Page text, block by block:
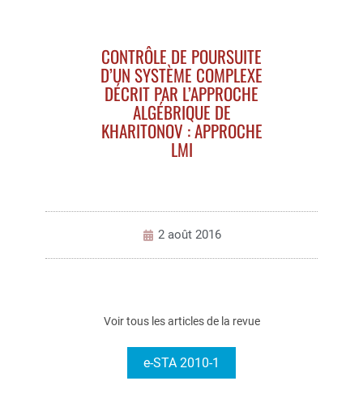
CONTRÔLE DE POURSUITE
D’UN SYSTÈME COMPLEXE
DÉCRIT PAR L’APPROCHE
ALGÉBRIQUE DE
KHARITONOV : APPROCHE
LMI
2 août 2016
Voir tous les articles de la revue
e-STA 2010-1